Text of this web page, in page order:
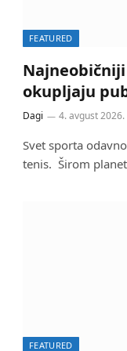
FEATURED
okupljaju
Dagi 4. avgust 2026.
Svet sporta
tenis. Širom
FEATURED